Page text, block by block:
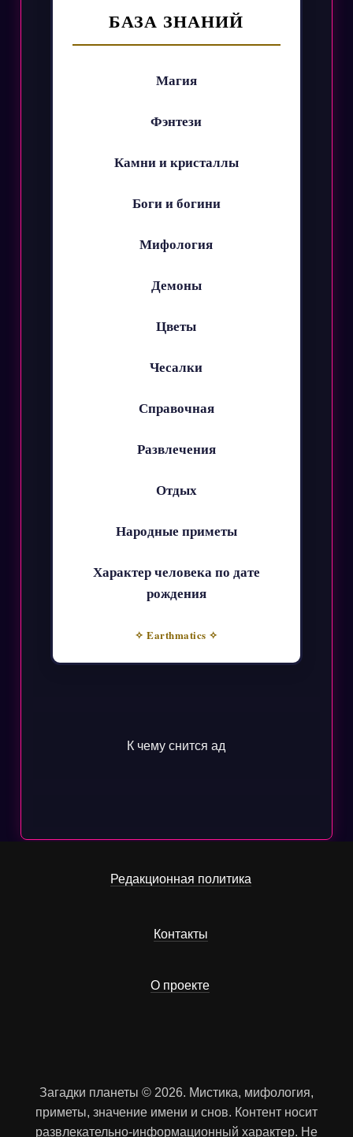
БАЗА ЗНАНИЙ
Магия
Фэнтези
Камни и кристаллы
Боги и богини
Мифология
Демоны
Цветы
Чесалки
Справочная
Развлечения
Отдых
Народные приметы
Характер человека по дате
рождения
✧ Earthmatics ✧
К чему снится ад
Редакционная политика
Контакты
О проекте
Загадки планеты © 2026. Мистика, мифология,
приметы, значение имени и снов. Контент носит
развлекательно-информационный характер. Не